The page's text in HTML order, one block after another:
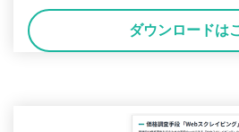
ダウンロードは